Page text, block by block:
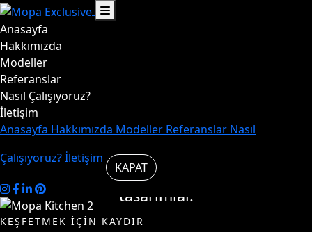
Anasayfa
Hakkımızda
Modeller
Referanslar
Nasıl Çalışıyoruz?
İletişim
Anasayfa Hakkımızda Modeller Referanslar Nasıl
Çalışıyoruz?İletişim
KAPAT
mutfakta
başlar.
Mutfakta şık ve özgün
tasarımlar.
KEŞFETMEK İÇİN KAYDIR